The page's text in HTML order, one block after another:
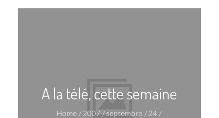
A la télé, cette semaine
Home 2007 septembre
24